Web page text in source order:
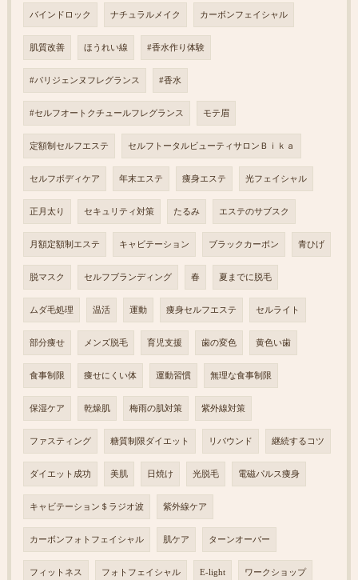
バインドロック ナチュラルメイク カーボンフェイシャル
肌質改善 ほうれい線 #香水作り体験
#パリジェンヌフレグランス #香水
#セルフオートクチュールフレグランス モテ眉
定額制セルフエステ セルフトータルビューティサロンＢｉｋａ
セルフボディケア 年末エステ 痩身エステ 光フェイシャル
正月太り セキュリティ対策 たるみ エステのサブスク
月額定額制エステ キャビテーション ブラックカーボン 青ひげ
脱マスク セルフブランディング 春 夏までに脱毛
ムダ毛処理 温活 運動 痩身セルフエステ セルライト
部分痩せ メンズ脱毛 育児支援 歯の変色 黄色い歯
食事制限 痩せにくい体 運動習慣 無理な食事制限
保湿ケア 乾燥肌 梅雨の肌対策 紫外線対策
ファスティング 糖質制限ダイエット リバウンド 継続するコツ
ダイエット成功 美肌 日焼け 光脱毛 電磁パルス痩身
キャビテーション＄ラジオ波 紫外線ケア
カーボンフォトフェイシャル 肌ケア ターンオーバー
フィットネス フォトフェイシャル E-light ワークショップ